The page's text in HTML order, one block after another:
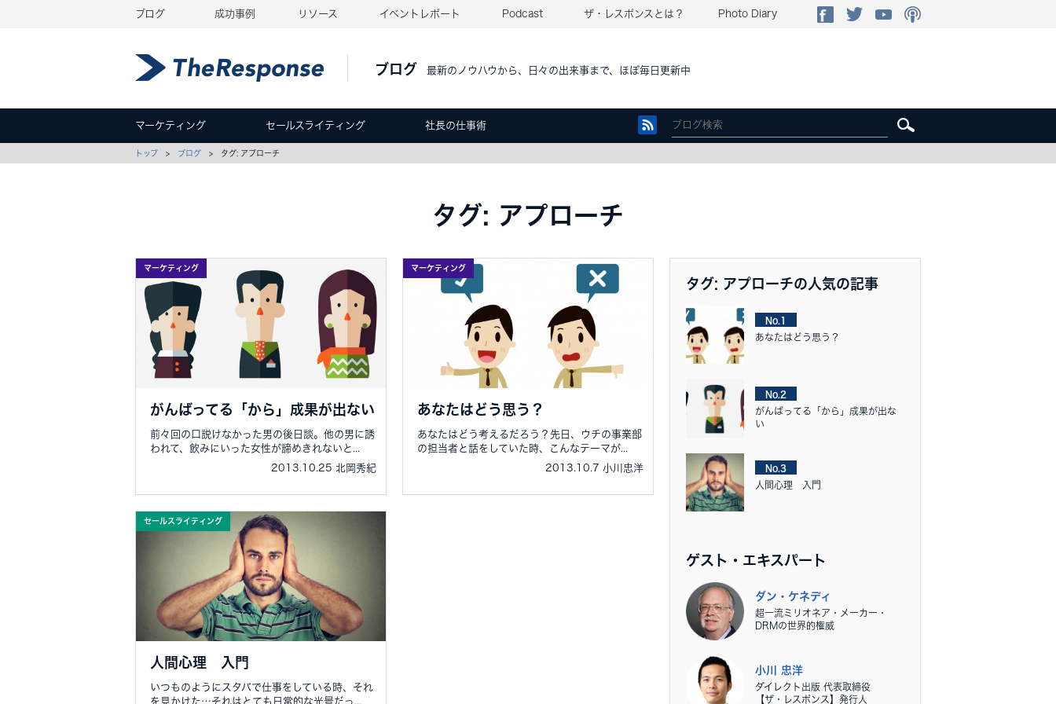
ブログ 成功事例 リソース イベントレポート Podcast ザ・レスポンスとは？ Photo Diary
ブログ 最新のノウハウから、日々の出来事まで、ほぼ毎日更新中
マーケティング セールスライティング 社長の仕事術
トップ > ブログ > タグ: アプローチ
タグ: アプローチ
マーケティング
がんばってる「から」成果が出ない
前々回の口説けなかった男の後日談。他の男に誘
われて、飲みにいった女性が諦めきれないと...
2013.10.25 北岡秀紀
マーケティング
あなたはどう思う？
あなたはどう考えるだろう？先日、ウチの事業部
の担当者と話をしていた時、こんなテーマが...
2013.10.7 小川忠洋
セールスライティング
人間心理 入門
いつものようにスタバで仕事をしている時、それ
を見かけた…それはとても日常的な光景だっ...
タグ: アプローチの人気の記事
No.1
あなたはどう思う？
No.2
がんばってる「から」成果が出な
い
No.3
人間心理 入門
ゲスト・エキスパート
ダン・ケネディ
超一流ミリオネア・メーカー・
DRMの世界的権威
小川 忠洋
ダイレクト出版 代表取締役
【ザ・レスポンス】発行人